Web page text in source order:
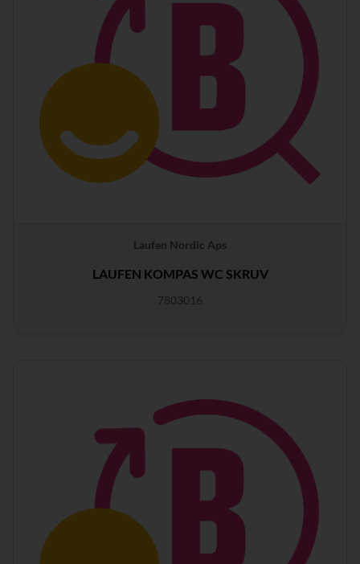
Laufen Nordic Aps
LAUFEN KOMPAS WC SKRUV
7803016